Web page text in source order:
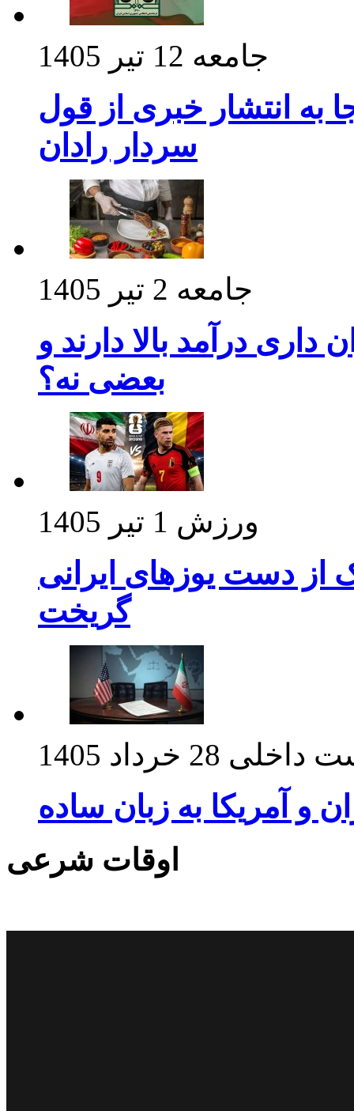
جامعه 12 تیر 1405
به انتشار خبری از قول
سردار رادان
جامعه 2 تیر 1405
درآمد بالا دارند و
بعضی نه؟
ورزش 1 تیر 1405
از دست یوزهای ایرانی
گریخت
داخلی 28 خرداد 1405
و آمریکا به زبان ساده
اوقات شرعی